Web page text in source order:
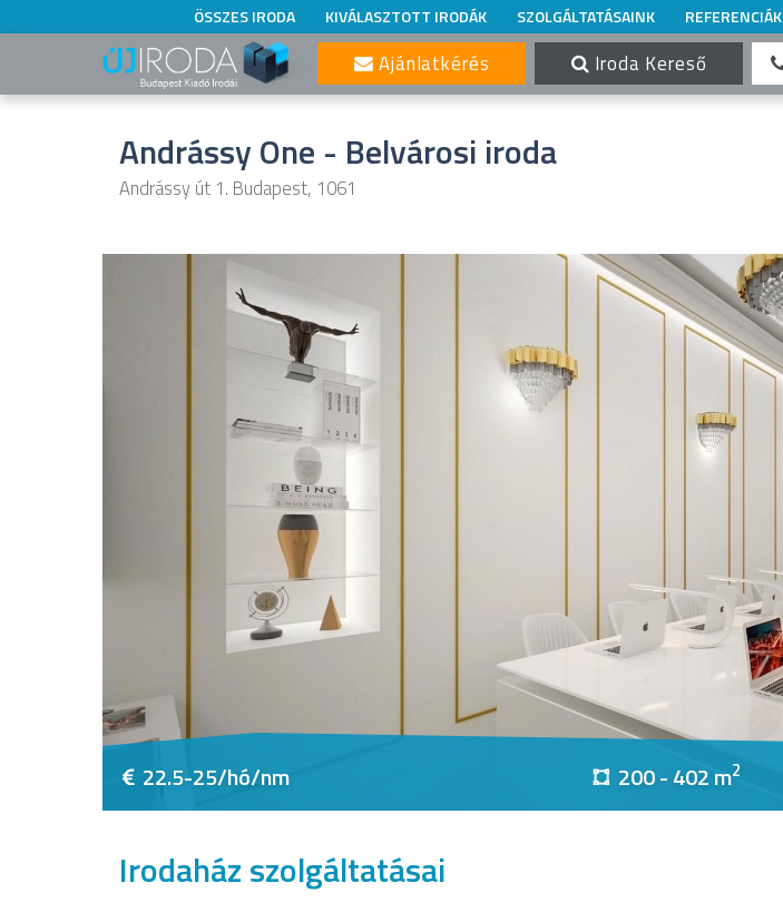
ÖSSZES IRODA KIVÁLASZTOTT IRODÁK SZOLGÁLTATÁSAINK REFERENCIÁK
Ajánlatkérés Iroda Kereső
Andrássy One - Belvárosi iroda
Andrássy út 1. Budapest, 1061
22.5-25/hó/nm 200 - 402 m2
Irodaház szolgáltatásai